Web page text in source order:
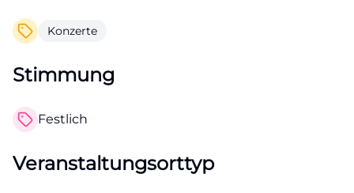
Konzerte
Stimmung
Festlich
Veranstaltungsorttyp